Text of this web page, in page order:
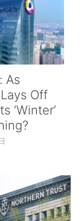
As
Off
‘Winter’